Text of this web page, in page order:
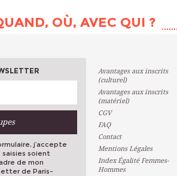
OÙ, AVEC QUI ?
j’accepte
soient
de mon
de Paris-
Avantages aux inscrits
(culturel)
Avantages aux inscrits
(matériel)
CGV
FAQ
Contact
Mentions Légales
Index Égalité Femmes-
Hommes